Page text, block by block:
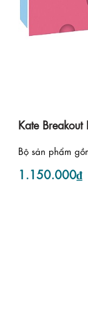
Kate Breakout
Bộ sản phẩm
1.150.000₫